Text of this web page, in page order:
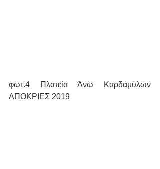
φωτ.4 Πλατεία Άνω Καρδαμύλων
ΑΠΟΚΡΙΕΣ 2019